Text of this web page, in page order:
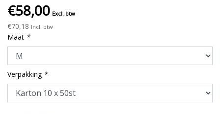
€58,00 Excl. btw
€70,18 Incl. btw
Maat *
Verpakking *